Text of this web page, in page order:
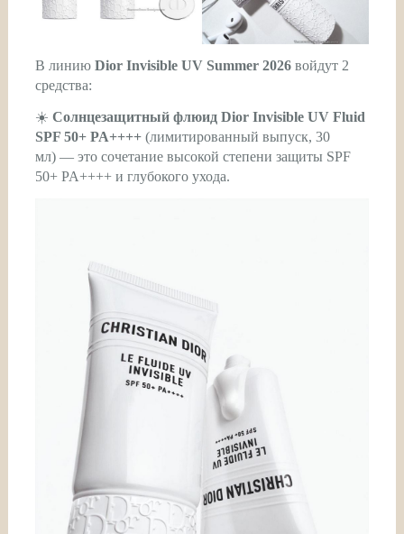
В линию Dior Invisible UV Summer 2026войдут 2
средства:
☀️ Солнцезащитный флюид Dior Invisible UV Fluid
SPF 50+ PA++++(лимитированный выпуск, 30
мл) — это сочетание высокой степени защиты SPF
50+ PA++++ и глубокого ухода.